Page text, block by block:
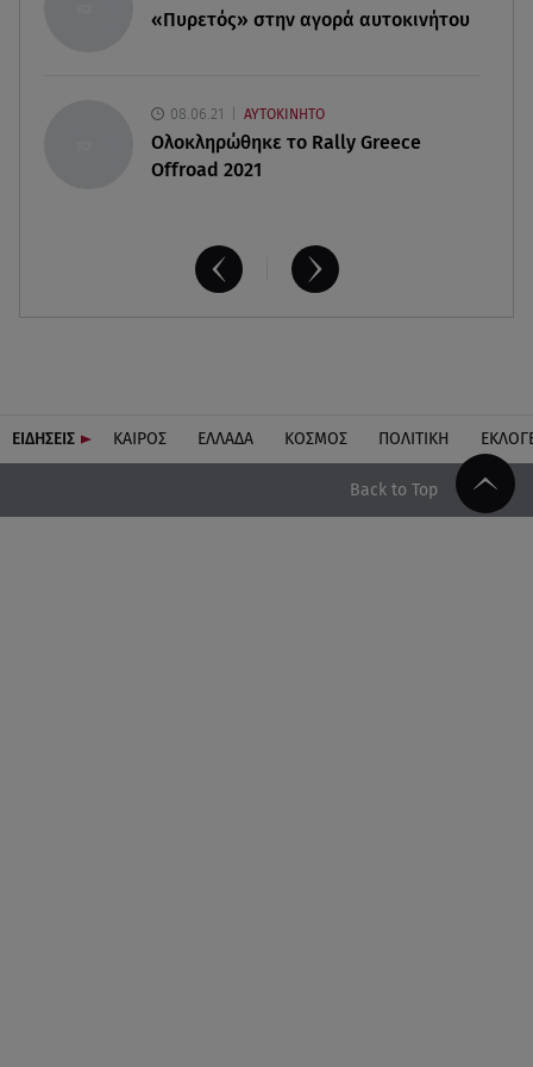
«Πυρετός» στην αγορά αυτοκινήτου
08.06.21 ΑΥΤΟΚΙΝΗΤΟ
Ολοκληρώθηκε το Rally Greece
Offroad 2021
ΕΙΔΗΣΕΙΣ ΚΑΙΡΟΣ ΕΛΛΑΔΑ ΚΟΣΜΟΣ ΠΟΛΙΤΙΚΗ
Back to Top